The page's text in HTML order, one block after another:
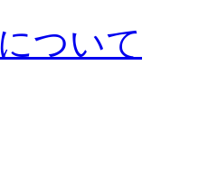
ついて